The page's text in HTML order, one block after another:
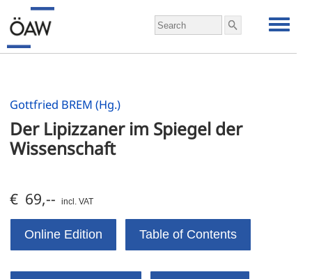
Gottfried BREM (Hg.)
Der Lipizzaner im Spiegel der
Wissenschaft
€ 69,-- incl. VAT
Online Edition Table of Contents